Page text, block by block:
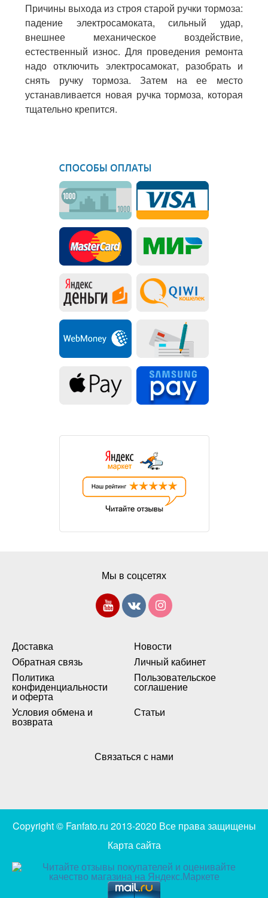
Причины выхода из строя старой ручки тормоза:
падение электросамоката, сильный удар,
внешнее механическое воздействие,
естественный износ. Для проведения ремонта
надо отключить электросамокат, разобрать и
снять ручку тормоза. Затем на ее место
устанавливается новая ручка тормоза, которая
тщательно крепится.
Доставка
Новости
Обратная связь
Личный кабинет
Политика
конфиденциальности
и оферта
Пользовательское
соглашение
Условия обмена и
возврата
Статьи
Мы в соцсетях
Связаться с нами
Copyright © Fanfato.ru 2013-2020 Все права защищены
Карта сайта